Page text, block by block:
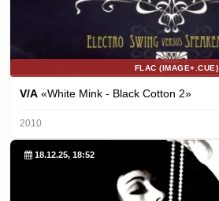
FLAC (IMAGE+.CUE)
V/A «White Mink - Black Cotton 2»
2010
18.12.25, 18:52